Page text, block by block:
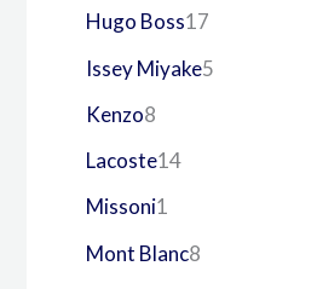
Hugo Boss17
Issey Miyake5
Kenzo8
Lacoste14
Missoni1
Mont Blanc8